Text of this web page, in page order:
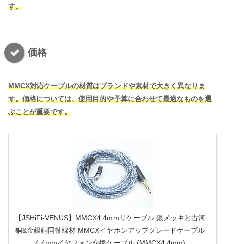
す。
価格
MMCX対応ケーブルの材質はブランドや素材で大きく異なりま
す。価格については、使用目的や予算に合わせて最適なものを選
ぶことが重要です。
【JSHiFi-VENUS】MMCX4.4mmリケーブル 銀メッキと古河
銅&金銀銅同軸線材 MMCXイヤホンアップグレードケーブル